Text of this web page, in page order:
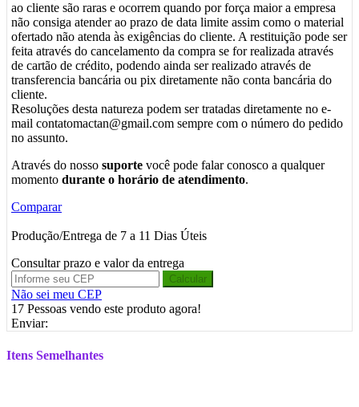
ao cliente são raras e ocorrem quando por força maior a empresa
não consiga atender ao prazo de data limite assim como o material
ofertado não atenda às exigências do cliente. A restituição pode ser
feita através do cancelamento da compra se for realizada através
de cartão de crédito, podendo ainda ser realizado através de
transferencia bancária ou pix diretamente não conta bancária do
cliente.
Resoluções desta natureza podem ser tratadas diretamente no e-
mail contatomactan@gmail.com sempre com o número do pedido
no assunto.
Através do nosso suporte você pode falar conosco a qualquer
momento durante o horário de atendimento.
Comparar
Produção/Entrega de 7 a 11 Dias Úteis
Consultar prazo e valor da entrega
Calcular
Não sei meu CEP
17 Pessoas vendo este produto agora!
Enviar:
Itens Semelhantes